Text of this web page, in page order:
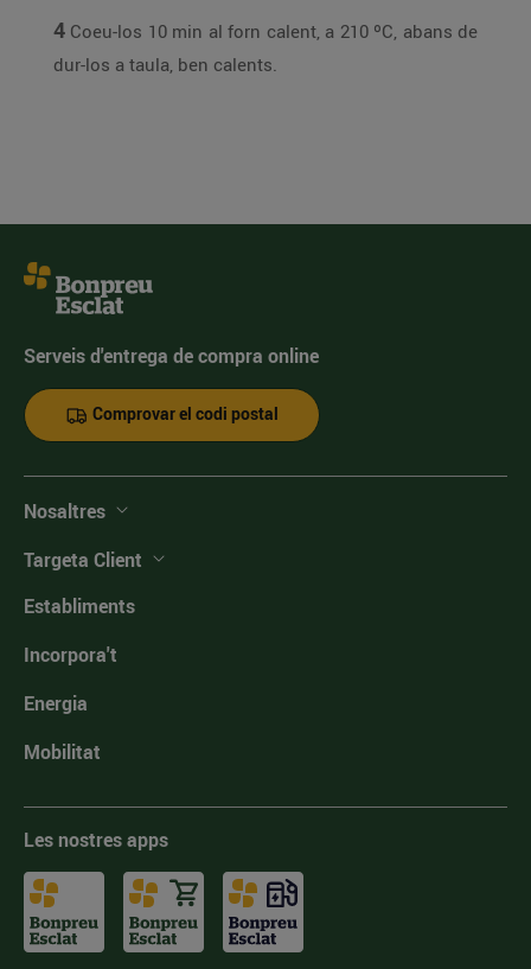
4 Coeu-los 10 min al forn calent, a 210 ºC, abans de
dur-los a taula, ben calents.
Serveis d'entrega de compra online
Comprovar el codi postal
Nosaltres
Targeta Client
Establiments
Incorpora't
Energia
Mobilitat
Les nostres apps